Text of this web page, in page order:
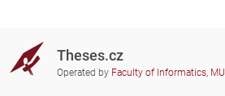
Theses.cz
Operated by Faculty of Informatics, MU